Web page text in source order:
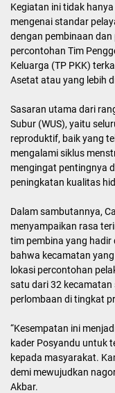
Kegiatan ini tidak
mengenai standar
dengan pembinaan
percontohan Tim
Keluarga (TP PKK)
Asetat atau yang lebih
Sasaran utama dari
Subur (WUS), yaitu
reproduktif, baik yang
mengalami siklus
mengingat pentingnya
peningkatan kualitas
Dalam sambutannya,
menyampaikan rasa
tim pembina yang
bahwa kecamatan
lokasi percontohan
satu dari 32
perlombaan di tingkat
“Kesempatan ini
kader Posyandu untuk
kepada masyarakat.
demi mewujudkan
Akbar.